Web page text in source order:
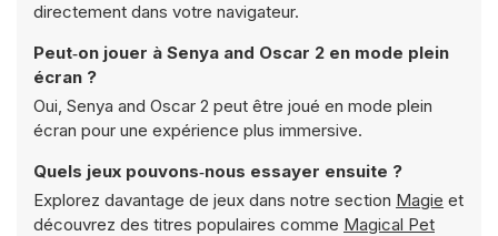
directement dans votre navigateur.
Peut‑on jouer à Senya and Oscar 2 en mode plein
écran ?
Oui, Senya and Oscar 2 peut être joué en mode plein
écran pour une expérience plus immersive.
Quels jeux pouvons‑nous essayer ensuite ?
Explorez davantage de jeux dans notre section Magie et
découvrez des titres populaires comme Magical Pet